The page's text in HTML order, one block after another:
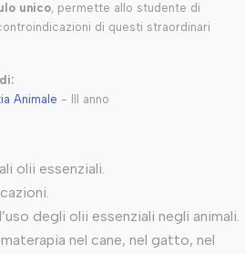
unico, permette allo studente di
di questi straordinari
Animale - III anno
olii essenziali.
degli olii essenziali negli animali.
nel cane, nel gatto, nel